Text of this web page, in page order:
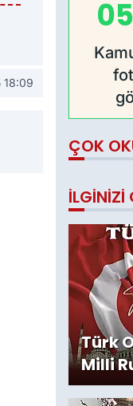
18:09
ÇOK
İLGINIZI
Türk
Milli